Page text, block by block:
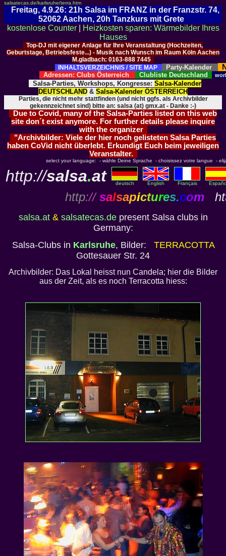
salsatecas.de/karlsruhe/terra.htm
Freitag, 4.9.26: 21h Salsa im FRANZ in der Franzstr. 74,
52062 Aachen, 20h Tanzkurs mit Grete
kostenlose Counter|
Heizkosten sparen: Wärmebilder Ihres
Hauses
Top-DJ mit eigener Anlage für Ihre Veranstaltung (Hochzeiten,
Geburtstage, Betriebsfeste...) - Musik nach Wunsch im Raum Köln Aachen
M.gladbach: 0163-888 7445
INHALTSVERZEICHNIS / SITE MAP
Party-Kalender
Adressen: Clubs Österreich Clubliste Deutschland
Salsa-Parties, Workshops, Kongresse: Salsa-Kalender
DEUTSCHLAND & Salsa-Kalender ÖSTERREICH
Parties, die nicht mehr stattfinden (und nicht ggfs. als Archivbilder
gekennzeichnet sind) bitte an: salsa (at) gmx.at - Danke :-)
Due to Covid, many of the Salsa-Parties listed on this web
site don´t exist anymore. For further details please inquire
with the organizer
"Archivbilder: Viele der hier noch gelisteten Salsa Parties
haben CoVid nicht überlebt. Erkundigt Euch beim jeweiligen
Veranstalter.
select your language: - wähle Deine Sprache - choisissez votre langue -
http://salsa.at deutsch English Français
http:// salsapictures.com
salsa.at& salsatecas.depresent Salsa clubs in
Germany:
Salsa-Clubs in Karlsruhe, Bilder: TERRACOTTA
Gottesauer Str. 24
Archivbilder: Das Lokal heisst nun Candela; hier die Bilder
aus der Zeit, als es noch Terracotta hiess: